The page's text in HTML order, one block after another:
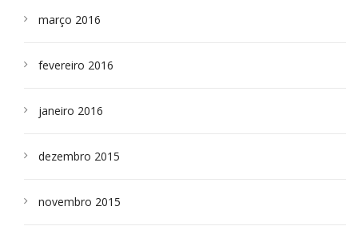
março 2016
fevereiro 2016
janeiro 2016
dezembro 2015
novembro 2015